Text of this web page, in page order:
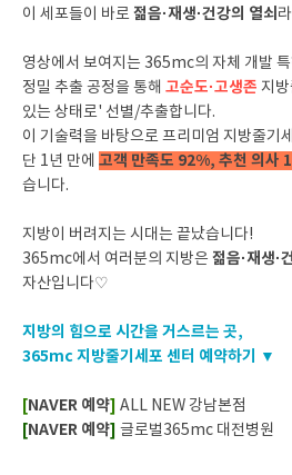
이 세포들이 바로젊음·재생·건강의 열쇠
영상에서 보여지는 365mc의 자체 개발
정밀 추출 공정을 통해 고순도·고생존 지
있는 상태로' 선별/추출합니다.
이 기술력을 바탕으로 프리미엄 지방줄기
단 1년 만에 고객 만족도 92%, 추천 의사
습니다.
지방이 버려지는 시대는 끝났습니다!
365mc에서 여러분의 지방은 젊음·재생·
자산입니다♡
지방의 힘으로 시간을 거스르는 곳,
365mc 지방줄기세포 센터 예약하기 ▼
[NAVER 예약] ALL NEW 강남본점
[NAVER 예약] 글로벌365mc 대전병원